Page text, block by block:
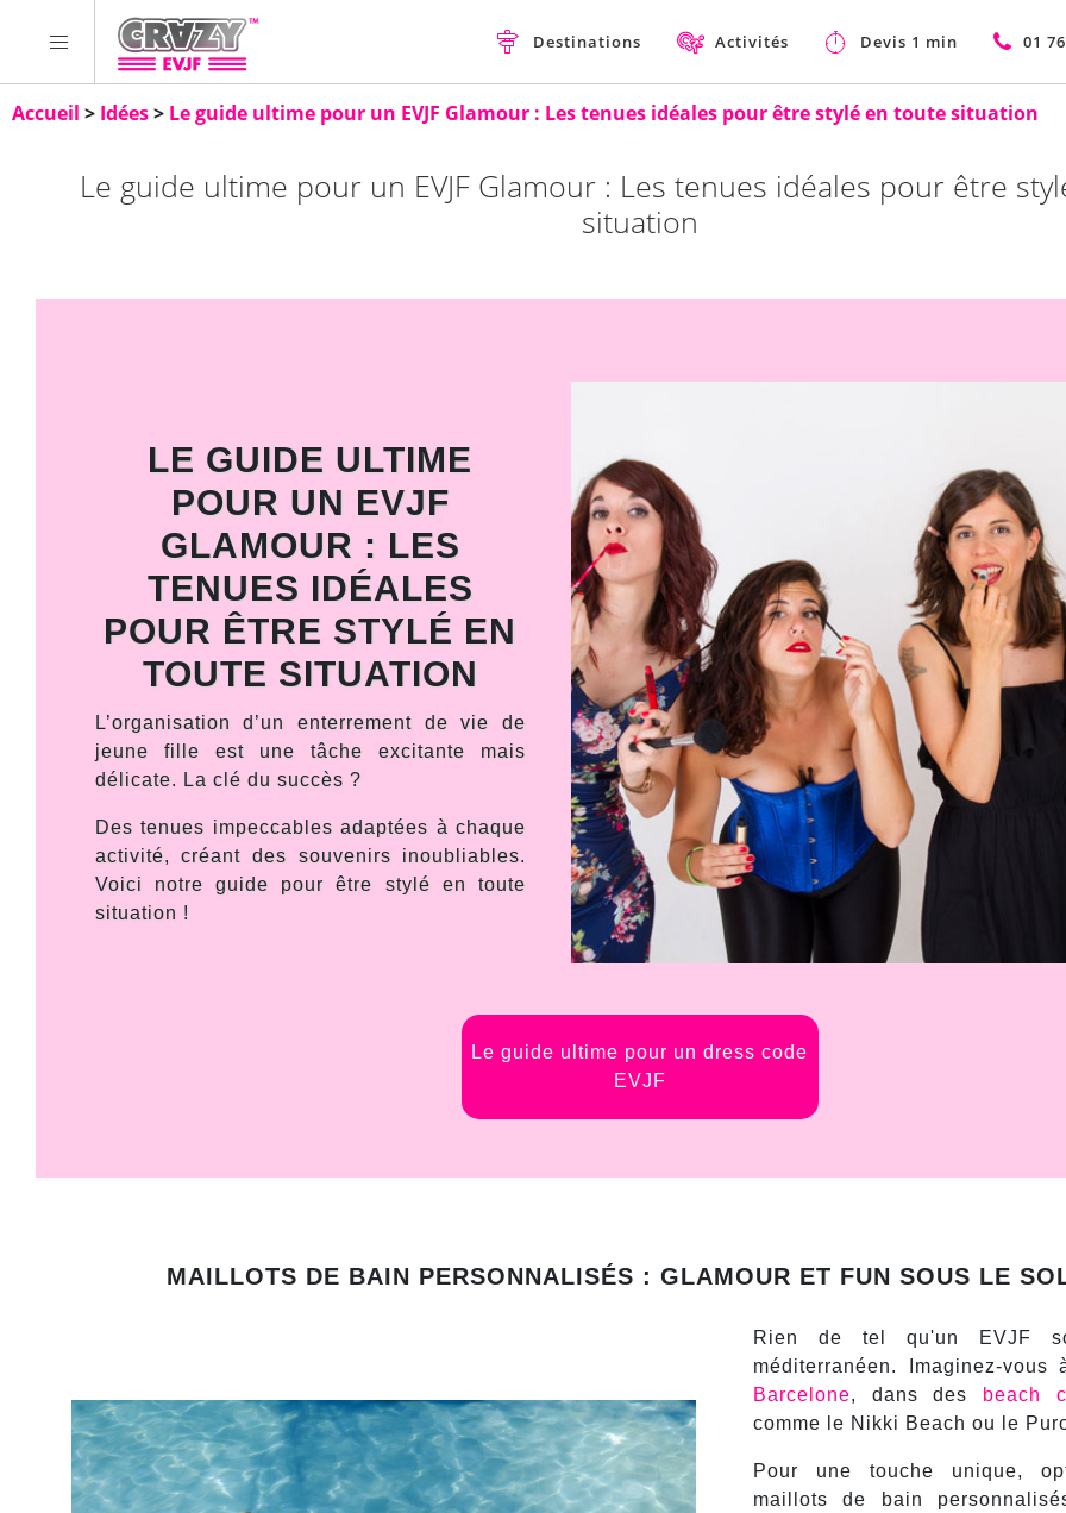
Destinations Activités Devis 1 min 01
Accueil > Idées> Le guide ultime pour un EVJF Glamour : Les tenues idéales pour être stylé en toute situation
Le guide ultime pour un EVJF Glamour : Les tenues idéales pour être
situation
LE GUIDE ULTIME
POUR UN EVJF
GLAMOUR : LES
TENUES IDÉALES
POUR ÊTRE STYLÉ EN
TOUTE SITUATION
L’organisation d’un enterrement de vie de
jeune fille est une tâche excitante mais
délicate. La clé du succès ?
Des tenues impeccables adaptées à chaque
activité, créant des souvenirs inoubliables.
Voici notre guide pour être stylé en toute
situation !
Le guide ultime pour un dress code
EVJF
MAILLOTS DE BAIN PERSONNALISÉS : GLAMOUR ET FUN SOUS LE
Rien de tel qu'un EVJF
méditerranéen. Imaginez-vous
Barcelone, dans des beach
comme le Nikki Beach ou le
Pour une touche unique,
maillots de bain